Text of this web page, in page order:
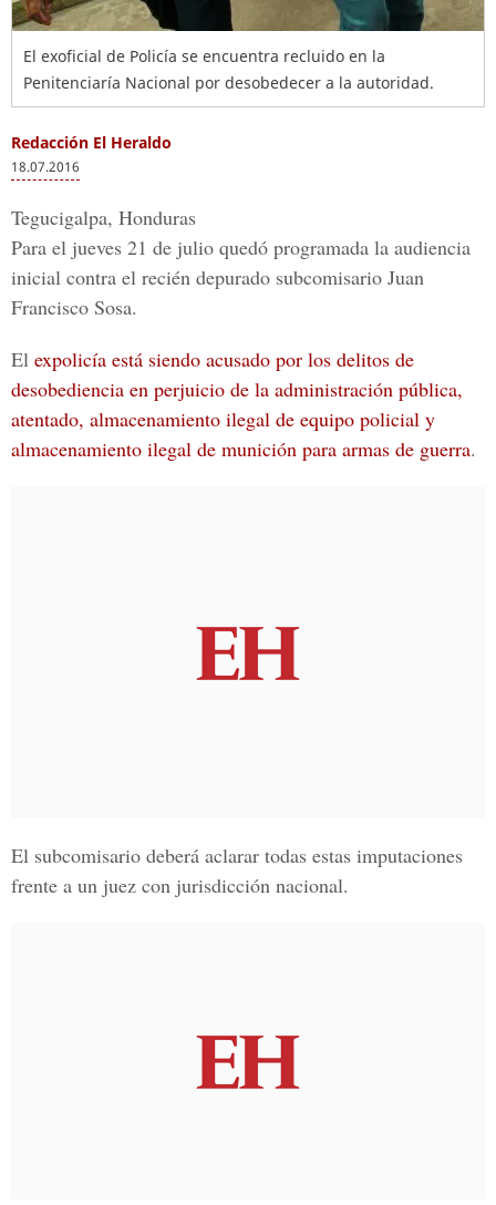
El exoficial de Policía se encuentra recluido en la
Penitenciaría Nacional por desobedecer a la autoridad.
Redacción El Heraldo
18.07.2016
Tegucigalpa, Honduras
Para el jueves 21 de julio quedó programada la audiencia
inicial contra el recién depurado subcomisario Juan
Francisco Sosa.
El expolicía está siendo acusado por los delitos de
desobediencia en perjuicio de la administración pública,
atentado, almacenamiento ilegal de equipo policial y
almacenamiento ilegal de munición para armas de guerra.
El subcomisario deberá aclarar todas estas imputaciones
frente a un juez con jurisdicción nacional.